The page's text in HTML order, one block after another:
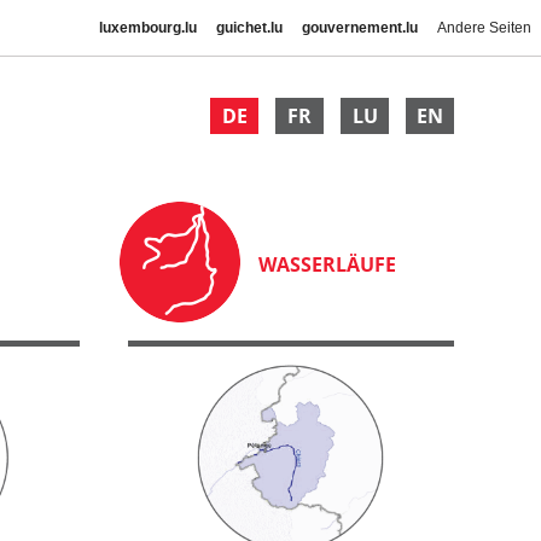
luxembourg.lu guichet.lu gouvernement.lu Andere Seiten
DE FR LU EN
WASSERLÄUFE